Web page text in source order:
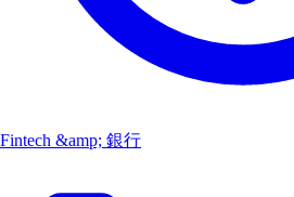
Fintech &amp; 銀行